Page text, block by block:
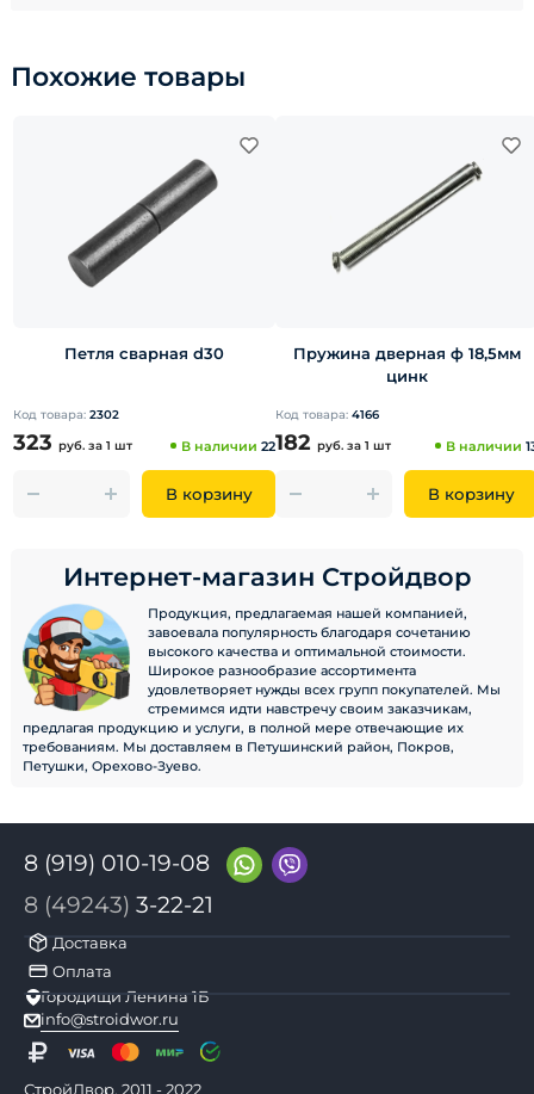
Похожие товары
Петля сварная d30
Код товара: 2302
323 руб. за 1 шт В наличии 22
В корзину
Пружина дверная ф 18,5мм
цинк
Код товара: 4166
182 руб. за 1 шт В наличии
В корзину
Интернет-магазин Стройдвор
Продукция, предлагаемая нашей компанией,
завоевала популярность благодаря сочетанию
высокого качества и оптимальной стоимости.
Широкое разнообразие ассортимента
удовлетворяет нужды всех групп покупателей. Мы
стремимся идти навстречу своим заказчикам,
предлагая продукцию и услуги, в полной мере отвечающие их
требованиям. Мы доставляем в Петушинский район, Покров,
Петушки, Орехово-Зуево.
8 (919) 010-19-08
8 (49243) 3-22-21
Доставка
Оплата
Городищи Ленина 1Б
info@stroidwor.ru
СтройДвор, 2011 - 2022